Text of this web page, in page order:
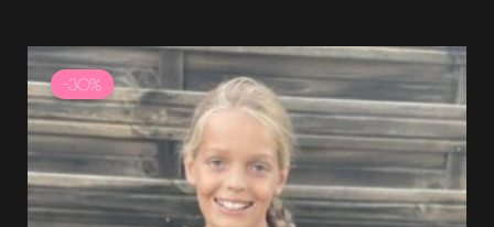
-30%
Le
prix
initial
était :
11.99 €.
Le
prix
actuel
est :
8.39 €.